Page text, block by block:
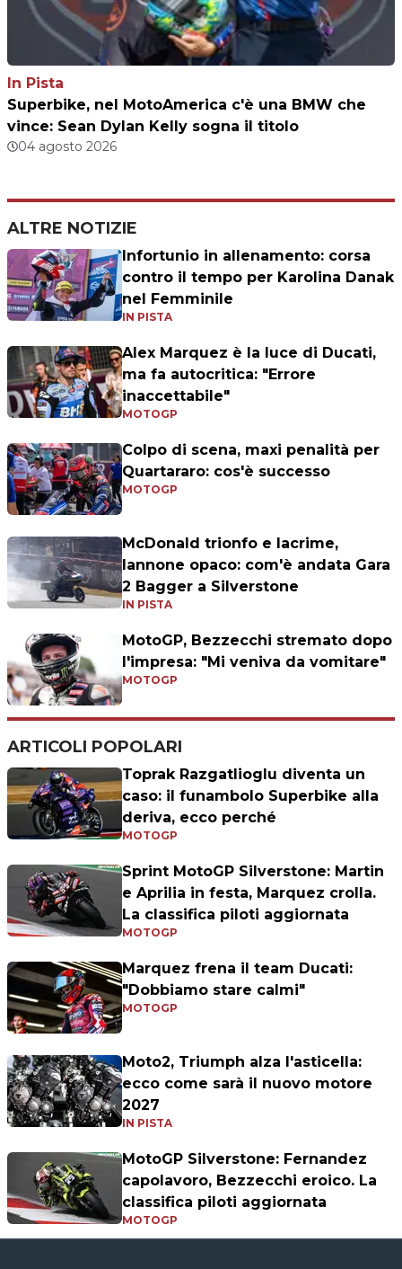
In Pista
Superbike, nel MotoAmerica c'è una BMW che
vince: Sean Dylan Kelly sogna il titolo
04 agosto 2026
ALTRE NOTIZIE
Infortunio in allenamento: corsa
contro il tempo per Karolina Danak
nel Femminile
IN PISTA
Alex Marquez è la luce di Ducati,
ma fa autocritica: "Errore
inaccettabile"
MOTOGP
Colpo di scena, maxi penalità per
Quartararo: cos'è successo
MOTOGP
McDonald trionfo e lacrime,
Iannone opaco: com'è andata Gara
2 Bagger a Silverstone
IN PISTA
MotoGP, Bezzecchi stremato dopo
l'impresa: "Mi veniva da vomitare"
MOTOGP
ARTICOLI POPOLARI
Toprak Razgatlioglu diventa un
caso: il funambolo Superbike alla
deriva, ecco perché
MOTOGP
Sprint MotoGP Silverstone: Martin
e Aprilia in festa, Marquez crolla.
La classifica piloti aggiornata
MOTOGP
Marquez frena il team Ducati:
"Dobbiamo stare calmi"
MOTOGP
Moto2, Triumph alza l'asticella:
ecco come sarà il nuovo motore
2027
IN PISTA
MotoGP Silverstone: Fernandez
capolavoro, Bezzecchi eroico. La
classifica piloti aggiornata
MOTOGP